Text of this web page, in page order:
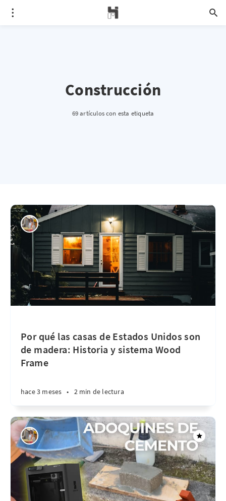
Construcción
69 artículos con esta etiqueta
Por qué las casas de Estados Unidos son
de madera: Historia y sistema Wood
Frame
hace 3 meses • 2 min de lectura